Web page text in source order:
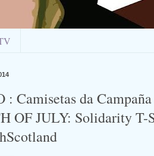
Camisetas da
OF JULY: Solidarity T-